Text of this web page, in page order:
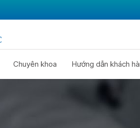
Chuyên khoa Hướng dẫn khách